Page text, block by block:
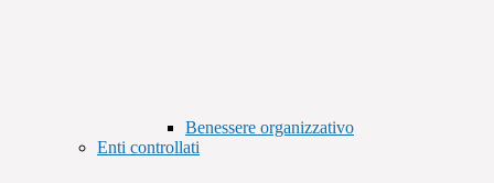
Benessere organizzativo
Enti controllati